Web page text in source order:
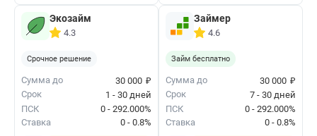
Экозайм
4.3
Срочное решение
Сумма до 30 000 ₽
Срок
1 - 30 дней
ПСК
0 - 292.000%
Ставка
0 - 0.8%
Займер
4.6
Займ бесплатно
Сумма до 30 000 ₽
Срок
7 - 30 дней
ПСК
0 - 292.000%
Ставка
0 - 0.8%